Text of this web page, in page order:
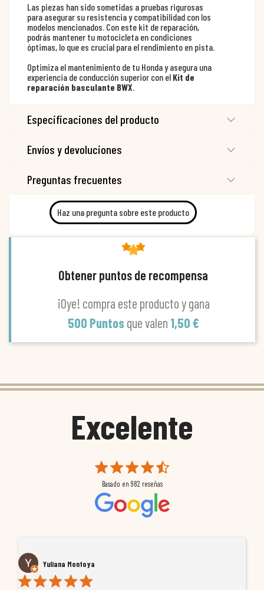
Las piezas han sido sometidas a pruebas rigurosas
para asegurar su resistencia y compatibilidad con los
modelos mencionados. Con este kit de reparación,
podrás mantener tu motocicleta en condiciones
óptimas, lo que es crucial para el rendimiento en pista.
Optimiza el mantenimiento de tu Honda y asegura una
experiencia de conducción superior con el Kit de
reparación basculante BWX.
Especificaciones del producto
Envíos y devoluciones
Preguntas frecuentes
Haz una pregunta sobre este producto
Obtener puntos de recompensa
¡Oye! compra este producto y gana
500 Puntos que valen 1,50 €
Excelente
Basado en 982 reseñas
Yuliana Montoya